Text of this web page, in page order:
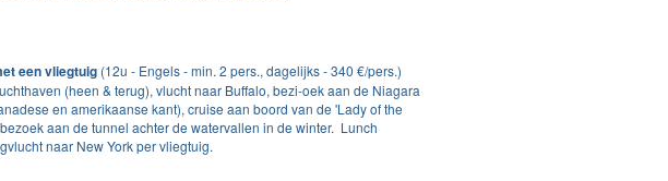
een vliegtuig (12u - Engels - min. 2 pers., dagelijks - 340 €/pers.)
(heen & terug), vlucht naar Buffalo, bezi-oek aan de Niagara
en amerikaanse kant), cruise aan boord van de 'Lady of the
aan de tunnel achter de watervallen in de winter. Lunch
naar New York per vliegtuig.